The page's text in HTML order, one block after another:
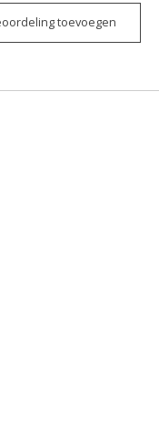
toevoegen